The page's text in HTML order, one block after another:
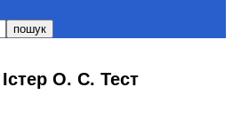
О. С. Тест